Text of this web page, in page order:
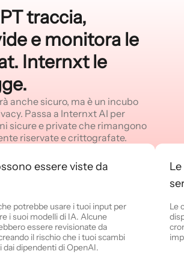
traccia,
e monitora le
Internxt le
anche sicuro, ma è un incubo
Passa a Internxt AI per
sicure e private che rimangono
riservate e crittografate.
essere viste da
potrebbe usare i tuoi input per
i suoi modelli di IA. Alcune
essere revisionate da
il rischio che i tuoi scambi
dai dipendenti di OpenAI.
Le